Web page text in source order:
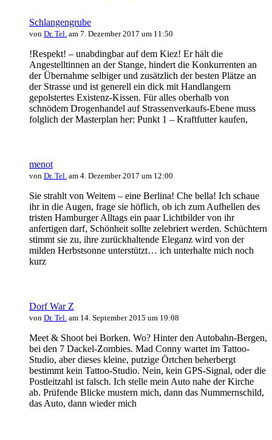
Schlangengrube
von Dr. Tel. am 7. Dezember 2017 um 11:50
!Respekt! – unabdingbar auf dem Kiez! Er hält die
Angestelltinnen an der Stange, hindert die Konkurrenten an
der Übernahme selbiger und zusätzlich der besten Plätze an
der Strasse und ist generell ein dick mit Handlangern
gepolstertes Existenz-Kissen. Für alles oberhalb von
schnödem Drogenhandel auf Strassenverkaufs-Ebene muss
folglich der Masterplan her: Punkt 1 – Kraftfutter kaufen,
menot
von Dr. Tel. am 4. Dezember 2017 um 12:00
Sie strahlt von Weitem – eine Berlina! Che bella! Ich schaue
ihr in die Augen, frage sie höflich, ob ich zum Aufhellen des
tristen Hamburger Alltags ein paar Lichtbilder von ihr
anfertigen darf, Schönheit sollte zelebriert werden. Schüchtern
stimmt sie zu, ihre zurückhaltende Eleganz wird von der
milden Herbstsonne unterstützt… ich unterhalte mich noch
kurz
Dorf War Z
von Dr. Tel. am 14. September 2015 um 19:08
Meet & Shoot bei Borken. Wo? Hinter den Autobahn-Bergen,
bei den 7 Dackel-Zombies. Mad Conny wartet im Tattoo-
Studio, aber dieses kleine, putzige Örtchen beherbergt
bestimmt kein Tattoo-Studio. Nein, kein GPS-Signal, oder die
Postleitzahl ist falsch. Ich stelle mein Auto nahe der Kirche
ab. Prüfende Blicke mustern mich, dann das Nummernschild,
das Auto, dann wieder mich